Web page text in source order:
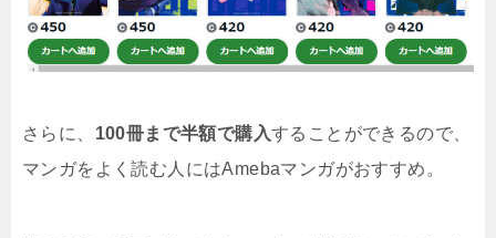
さらに、 100冊まで半額で購入することができるので、
マンガをよく読む人にはAmebaマンガがおすすめ。